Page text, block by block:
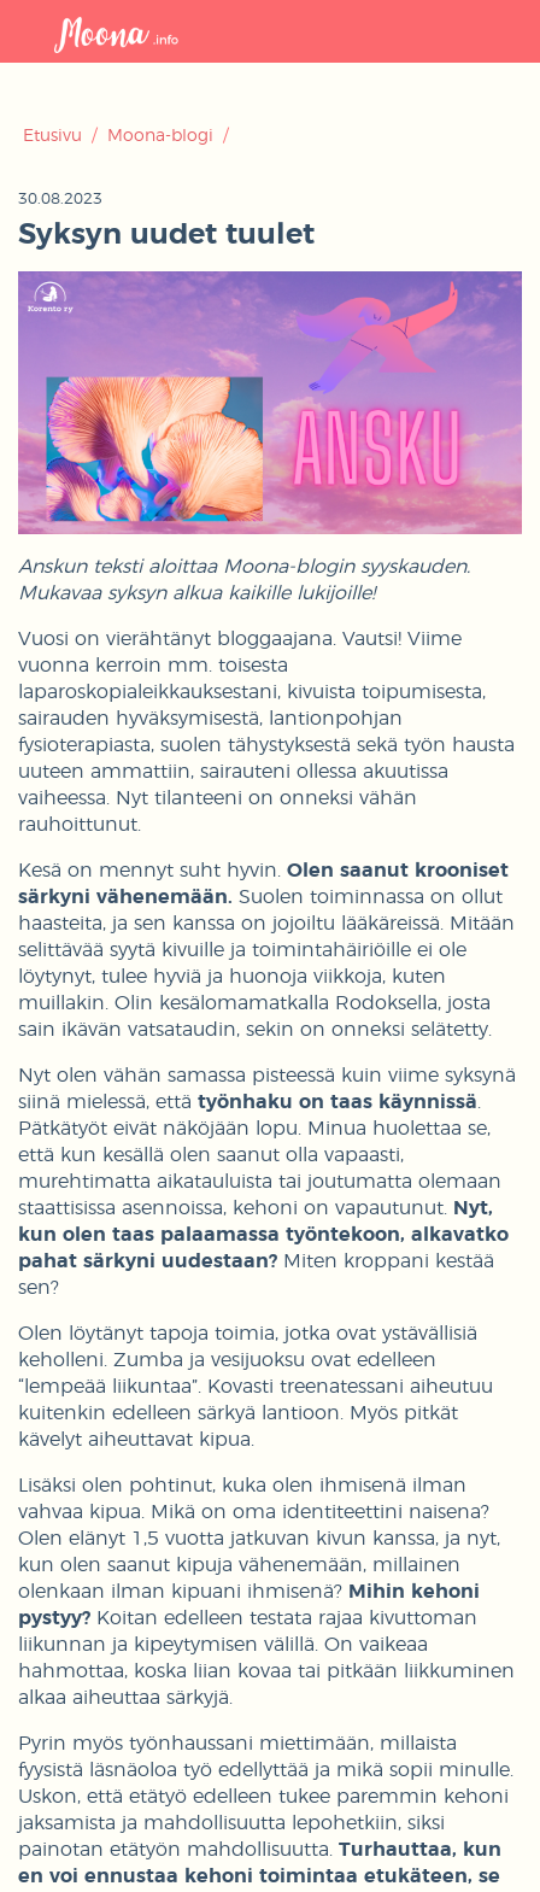
Etusivu / Moona-blogi /
30.08.2023
Syksyn uudet tuulet
Anskun teksti aloittaa Moona-blogin syyskauden.
Mukavaa syksyn alkua kaikille lukijoille!
Vuosi on vierähtänyt bloggaajana. Vautsi! Viime
vuonna kerroin mm. toisesta
laparoskopialeikkauksestani, kivuista toipumisesta,
sairauden hyväksymisestä, lantionpohjan
fysioterapiasta, suolen tähystyksestä sekä työn hausta
uuteen ammattiin, sairauteni ollessa akuutissa
vaiheessa. Nyt tilanteeni on onneksi vähän
rauhoittunut.
Kesä on mennyt suht hyvin. Olen saanut krooniset
särkyni vähenemään. Suolen toiminnassa on ollut
haasteita, ja sen kanssa on jojoiltu lääkäreissä. Mitään
selittävää syytä kivuille ja toimintahäiriöille ei ole
löytynyt, tulee hyviä ja huonoja viikkoja, kuten
muillakin. Olin kesälomamatkalla Rodoksella, josta
sain ikävän vatsataudin, sekin on onneksi selätetty.
Nyt olen vähän samassa pisteessä kuin viime syksynä
siinä mielessä, että työnhaku on taas käynnissä.
Pätkätyöt eivät näköjään lopu. Minua huolettaa se,
että kun kesällä olen saanut olla vapaasti,
murehtimatta aikatauluista tai joutumatta olemaan
staattisissa asennoissa, kehoni on vapautunut. Nyt,
kun olen taas palaamassa työntekoon, alkavatko
pahat särkyni uudestaan? Miten kroppani kestää
sen?
Olen löytänyt tapoja toimia, jotka ovat ystävällisiä
keholleni. Zumba ja vesijuoksu ovat edelleen
“lempeää liikuntaa”. Kovasti treenatessani aiheutuu
kuitenkin edelleen särkyä lantioon. Myös pitkät
kävelyt aiheuttavat kipua.
Lisäksi olen pohtinut, kuka olen ihmisenä ilman
vahvaa kipua. Mikä on oma identiteettini naisena?
Olen elänyt 1,5 vuotta jatkuvan kivun kanssa, ja nyt,
kun olen saanut kipuja vähenemään, millainen
olenkaan ilman kipuani ihmisenä? Mihin kehoni
pystyy? Koitan edelleen testata rajaa kivuttoman
liikunnan ja kipeytymisen välillä. On vaikeaa
hahmottaa, koska liian kovaa tai pitkään liikkuminen
alkaa aiheuttaa särkyjä.
Pyrin myös työnhaussani miettimään, millaista
fyysistä läsnäoloa työ edellyttää ja mikä sopii minulle.
Uskon, että etätyö edelleen tukee paremmin kehoni
jaksamista ja mahdollisuutta lepohetkiin, siksi
painotan etätyön mahdollisuutta. Turhauttaa, kun
en voi ennustaa kehoni toimintaa etukäteen, se